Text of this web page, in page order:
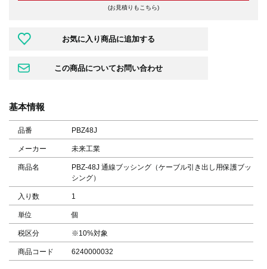
(お見積りもこちら)
基本情報
品番 PBZ48J
メーカー 未来工業
商品名
PBZ-48J 通線ブッシング（ケーブル引き出し用保護ブッ
シング）
入り数 1
単位 個
税区分 ※10%対象
商品コード 6240000032